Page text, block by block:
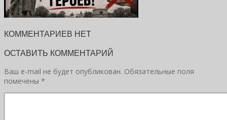
КОММЕНТАРИЕВ НЕТ
ОСТАВИТЬ КОММЕНТАРИЙ
Ваш e-mail не будет опубликован. Обязательные поля
помечены *